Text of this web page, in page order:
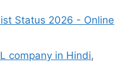
Status 2026 - Online
company in Hindi,